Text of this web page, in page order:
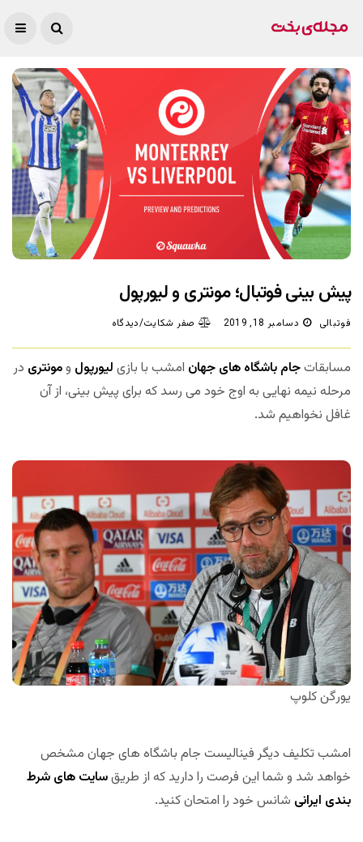
پیش بینی فوتبال؛ مونتری و لیورپول
فوتبالی دسامبر 18, 2019 صفر شکایت/دیدگاه
مسابقاتجام باشگاه های جهان امشب با بازی لیورپول ومونتری در
مرحله نیمه نهایی به اوج خود می رسد که برای پیش بینی، از آن
غافل نخواهیم شد.
یورگن کلوپ
امشب تکلیف دیگر فینالیست جام باشگاه های جهان مشخص
خواهد شد و شما این فرصت را دارید که از طریقسایت های شرط
بندی ایرانی شانس خود را امتحان کنید.